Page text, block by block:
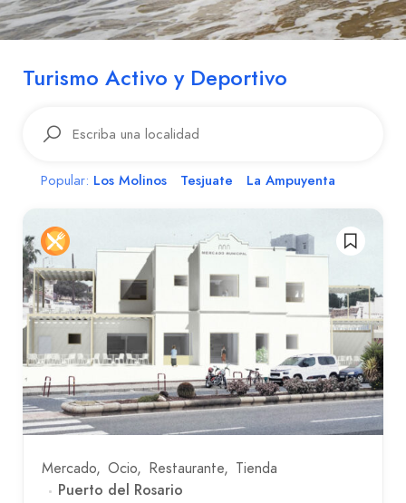
Turismo Activo y Deportivo
Popular: Los Molinos Tesjuate La Ampuyenta
Mercado Ocio Restaurante Tienda
Puerto del Rosario